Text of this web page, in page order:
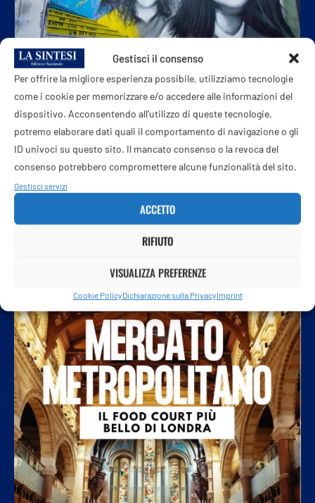
Gestisci il consenso
Per offrire la migliore esperienza possibile, utilizziamo tecnologie
come i cookie per memorizzare e/o accedere alle informazioni del
dispositivo. Acconsentendo all'utilizzo di queste tecnologie,
potremo elaborare dati quali il comportamento di navigazione o gli
ID univoci su questo sito. Il mancato consenso o la revoca del
consenso potrebbero compromettere alcune funzionalità del sito.
Gestisci servizi
ACCETTO
RIFIUTO
VISUALIZZA PREFERENZE
Cookie PolicyDichiarazione sulla PrivacyImprint
Orlandi-Gregori, in Commissione una conoscente di
Mirella: il...
7 Agosto 2026